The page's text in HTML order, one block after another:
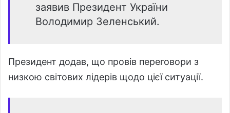
заявив Президент України
Володимир Зеленський.
Президент додав, що провів переговори з
низкою світових лідерів щодо цієї ситуації.